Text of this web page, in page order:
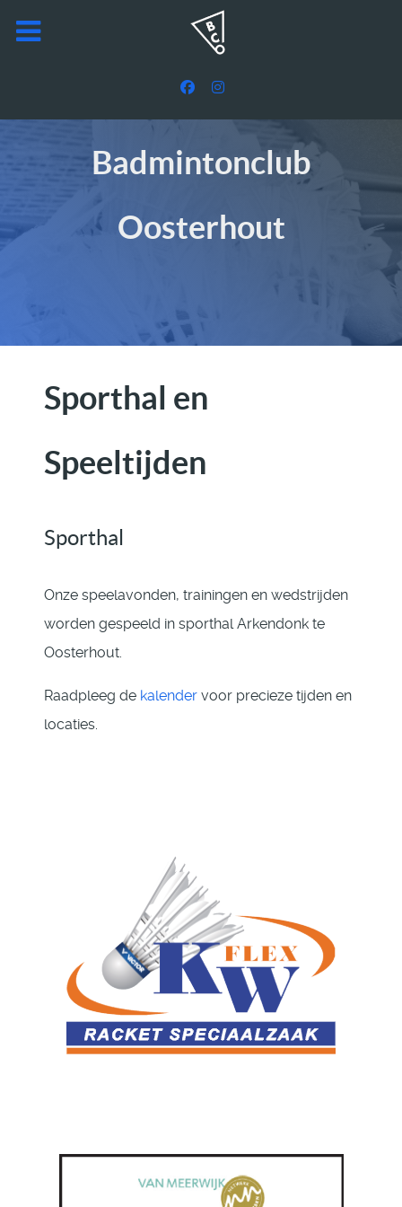
Badmintonclub
Oosterhout
Sporthal en
Speeltijden
Sporthal
Onze speelavonden, trainingen en wedstrijden
worden gespeeld in sporthal Arkendonk te
Oosterhout.
Raadpleeg de kalender voor precieze tijden en
locaties.